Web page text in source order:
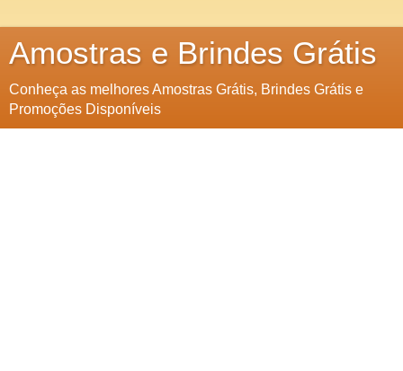
Amostras e Brindes Grátis
Conheça as melhores Amostras Grátis, Brindes Grátis e
Promoções Disponíveis